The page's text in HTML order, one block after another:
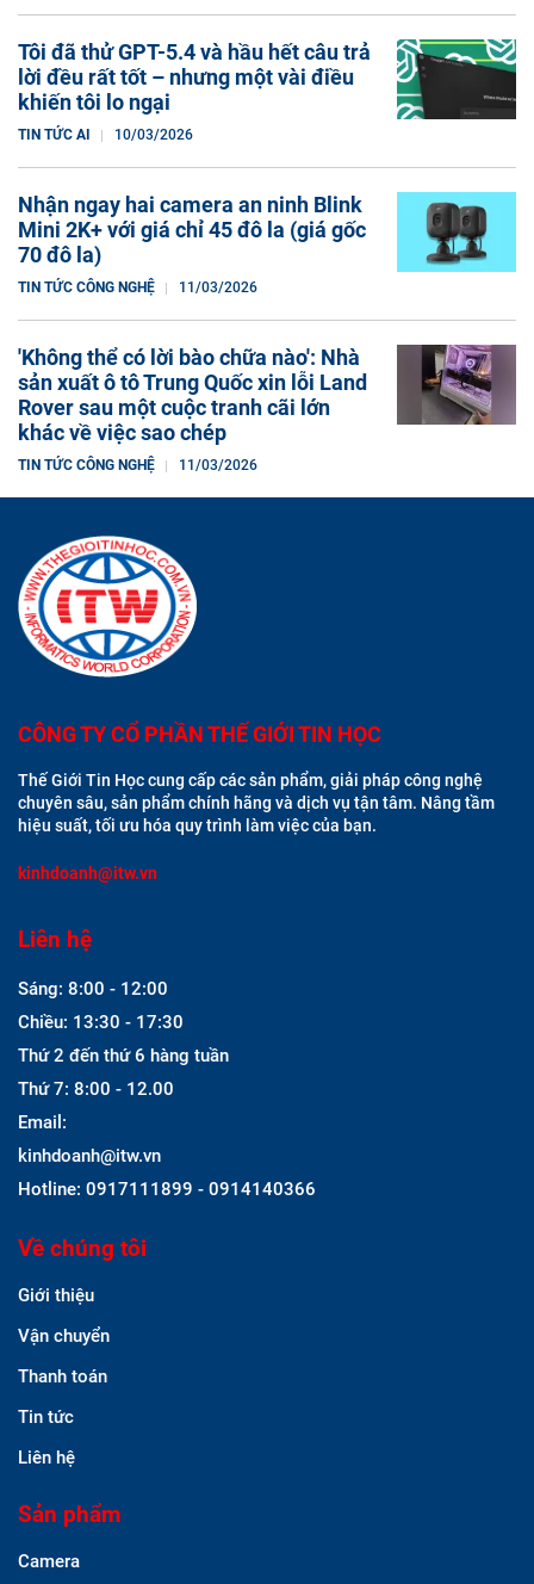
Tôi đã thử GPT-5.4 và hầu hết câu trả
lời đều rất tốt – nhưng một vài điều
khiến tôi lo ngại
TIN TỨC AI 10/03/2026
Nhận ngay hai camera an ninh Blink
Mini 2K+ với giá chỉ 45 đô la (giá gốc
70 đô la)
TIN TỨC CÔNG NGHỆ 11/03/2026
'Không thể có lời bào chữa nào': Nhà
sản xuất ô tô Trung Quốc xin lỗi Land
Rover sau một cuộc tranh cãi lớn
khác về việc sao chép
TIN TỨC CÔNG NGHỆ 11/03/2026
CÔNG TY CỔ PHẦN THẾ GIỚI TIN HỌC
Thế Giới Tin Học cung cấp các sản phẩm, giải pháp công nghệ
chuyên sâu, sản phẩm chính hãng và dịch vụ tận tâm. Nâng tầm
hiệu suất, tối ưu hóa quy trình làm việc của bạn.
kinhdoanh@itw.vn
Liên hệ
Sáng: 8:00 - 12:00
Chiều: 13:30 - 17:30
Thứ 2 đến thứ 6 hàng tuần
Thứ 7: 8:00 - 12.00
Email:
kinhdoanh@itw.vn
Hotline: 0917111899 - 0914140366
Về chúng tôi
Giới thiệu
Vận chuyển
Thanh toán
Tin tức
Liên hệ
Sản phẩm
Camera